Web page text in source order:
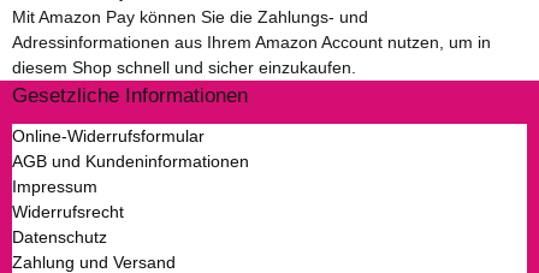
Mit Amazon Pay können Sie die Zahlungs- und
Adressinformationen aus Ihrem Amazon Account nutzen, um in
diesem Shop schnell und sicher einzukaufen.
Gesetzliche Informationen
Online-Widerrufsformular
AGB und Kundeninformationen
Impressum
Widerrufsrecht
Datenschutz
Zahlung und Versand